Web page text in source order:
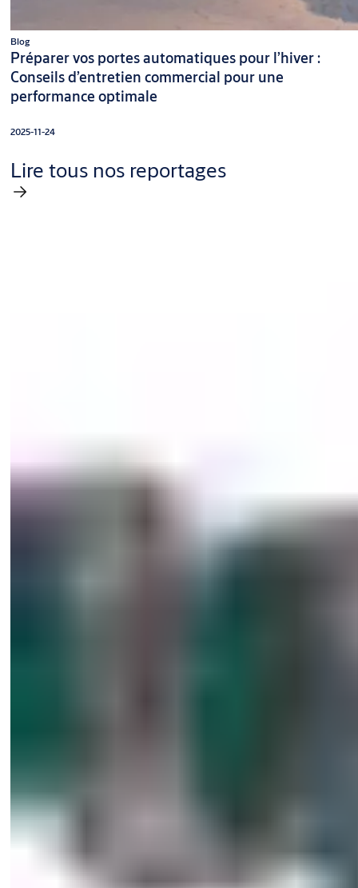
Blog
Préparer vos portes automatiques pour l’hiver :
Conseils d’entretien commercial pour une
performance optimale
2025-11-24
Lire tous nos reportages